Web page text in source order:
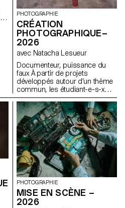
PHOTOGRAPHIE
CRÉATION
PHOTOGRAPHIQUE–
2026
avec Natacha Lesueur
Documenteur, puissance du
faux À partir de projets
développés autour d’un thème
commun, les étudiant-e-s-x
développent un travail
personnel et approfondi autour
de la thématique du faux-
semblant. Iels construisent un
projet qui joue avec les limites
de la véracité de la
photographie et l'utilisant
comme artifice du mensonge.
PHOTOGRAPHIE
MISE EN SCÈNE –
2026